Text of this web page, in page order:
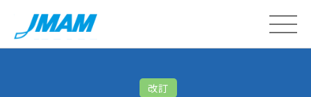
改訂